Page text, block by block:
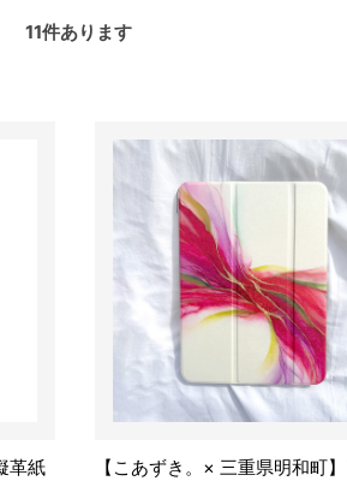
11件あります
革紙
【こあずき。× 三重県明和町